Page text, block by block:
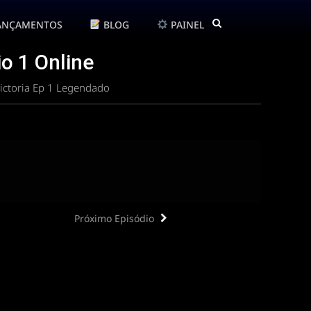
BLOG PAINEL
1 Online
Ep 1 Legendado
Próximo Episódio